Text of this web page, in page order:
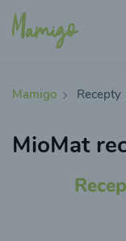
Mamigo Recepty
MioMat